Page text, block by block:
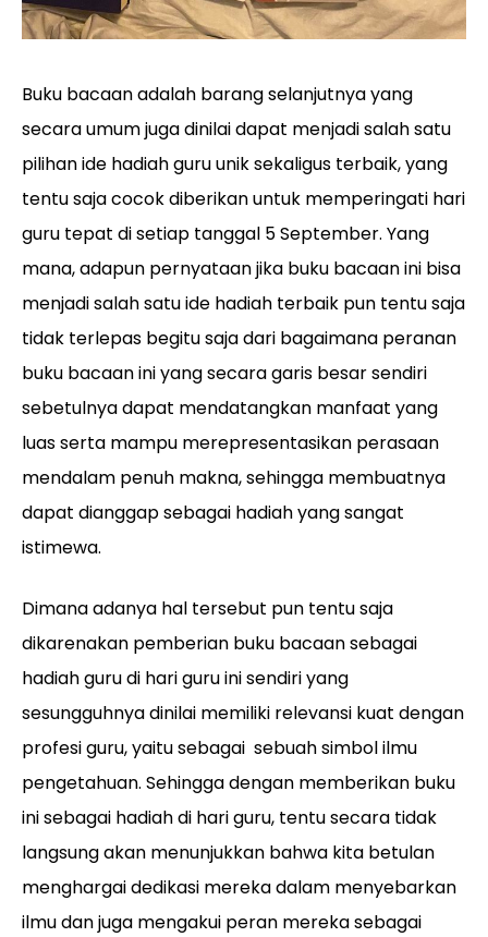
Buku bacaan adalah barang selanjutnya yang
secara umum juga dinilai dapat menjadi salah satu
pilihan ide hadiah guru unik sekaligus terbaik, yang
tentu saja cocok diberikan untuk memperingati hari
guru tepat di setiap tanggal 5 September. Yang
mana, adapun pernyataan jika buku bacaan ini bisa
menjadi salah satu ide hadiah terbaik pun tentu saja
tidak terlepas begitu saja dari bagaimana peranan
buku bacaan ini yang secara garis besar sendiri
sebetulnya dapat mendatangkan manfaat yang
luas serta mampu merepresentasikan perasaan
mendalam penuh makna, sehingga membuatnya
dapat dianggap sebagai hadiah yang sangat
istimewa.
Dimana adanya hal tersebut pun tentu saja
dikarenakan pemberian buku bacaan sebagai
hadiah guru di hari guru ini sendiri yang
sesungguhnya dinilai memiliki relevansi kuat dengan
profesi guru, yaitu sebagai sebuah simbol ilmu
pengetahuan. Sehingga dengan memberikan buku
ini sebagai hadiah di hari guru, tentu secara tidak
langsung akan menunjukkan bahwa kita betulan
menghargai dedikasi mereka dalam menyebarkan
ilmu dan juga mengakui peran mereka sebagai